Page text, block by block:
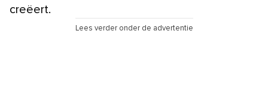
creëert.
Lees verder onder de advertentie